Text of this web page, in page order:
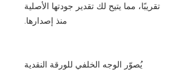
تقريبًا، مما يتيح لك تقدير جودتها الأصلية
منذ إصدارها.
يُصوّر الوجه الخلفي للورقة النقدية